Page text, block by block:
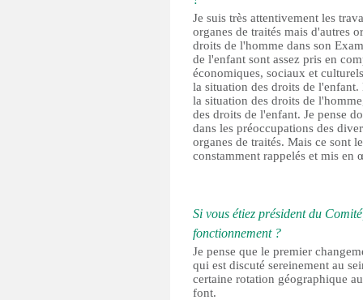
Je suis très attentivement les
organes de traités mais d'autres
droits de l'homme dans son
de l'enfant sont assez pris en
économiques, sociaux et
la situation des droits de l'enfant.
la situation des droits de
des droits de l'enfant. Je pense
dans les préoccupations des
organes de traités. Mais ce sont
constamment rappelés et mis
Si vous étiez président du
fonctionnement ?
Je pense que le premier
qui est discuté sereinement au
certaine rotation géographique
font.